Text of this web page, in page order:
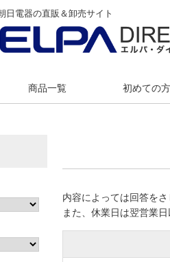
日電器の直販＆卸売サイト
商品一覧 初めての方
内容によっては回答を
また、休業日は翌営業